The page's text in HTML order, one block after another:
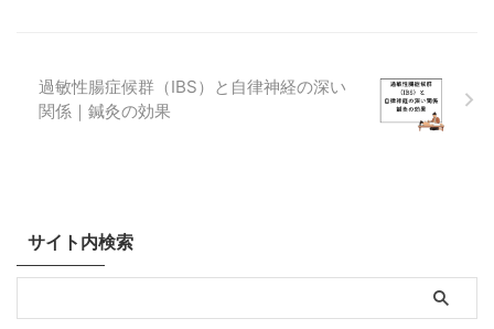
過敏性腸症候群（IBS）と自律神経の深い
関係｜鍼灸の効果
サイト内検索